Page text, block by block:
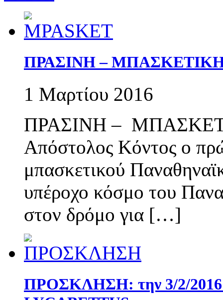
ΠΡΑΣΙΝΗ –
1 Μαρτίου 2016
ΠΡΑΣΙΝΗ –
Απόστολος Κόντος ο
μπασκετικού
υπέροχο κόσμο του
στον δρόμο για […]
ΠΡΟΣΚΛΗΣΗ: την 3/2/2016